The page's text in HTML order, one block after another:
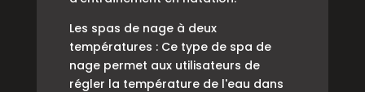
Les spas de nage à deux
températures : Ce type de spa de
nage permet aux utilisateurs de
régler la température de l'eau dans